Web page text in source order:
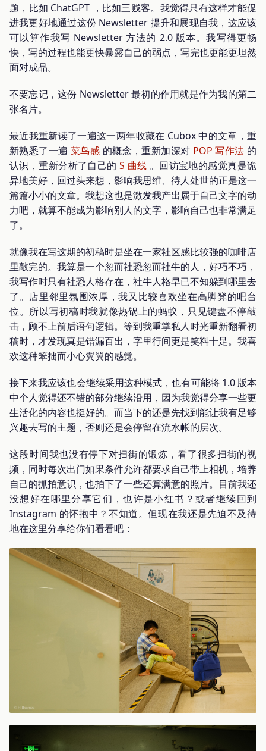
题，比如 ChatGPT ，比如三贱客。我觉得只有这样才能促
进我更好地通过这份 Newsletter 提升和展现自我，这应该
可以算作我写 Newsletter 方法的 2.0 版本。我写得更畅
快，写的过程也能更快暴露自己的弱点，写完也更能更坦然
面对成品。
不要忘记，这份 Newsletter 最初的作用就是作为我的第二
张名片。
最近我重新读了一遍这一两年收藏在 Cubox 中的文章，重
新熟悉了一遍 菜鸟感 的概念，重新加深对 POP 写作法 的
认识，重新分析了自己的S 曲线 。回访宝地的感觉真是诡
异地美好，回过头来想，影响我思维、待人处世的正是这一
篇篇小小的文章。我想这也是激发我产出属于自己文字的动
力吧，就算不能成为影响别人的文字，影响自己也非常满足
了。
就像我在写这期的初稿时是坐在一家社区感比较强的咖啡店
里敲完的。我算是一个忽而社恐忽而社牛的人，好巧不巧，
我写作时只有社恐人格存在，社牛人格早已不知躲到哪里去
了。店里邻里氛围浓厚，我又比较喜欢坐在高脚凳的吧台
位。所以写初稿时我就像热锅上的蚂蚁，只见键盘不停敲
击，顾不上前后语句逻辑。等到我重掌私人时光重新翻看初
稿时，才发现真是错漏百出，字里行间更是笑料十足。我喜
欢这种笨拙而小心翼翼的感觉。
接下来我应该也会继续采用这种模式，也有可能将 1.0 版本
中个人觉得还不错的部分继续沿用，因为我觉得分享一些更
生活化的内容也挺好的。而当下的还是先找到能让我有足够
兴趣去写的主题，否则还是会停留在流水帐的层次。
这段时间我也没有停下对扫街的锻炼，看了很多扫街的视
频，同时每次出门如果条件允许都要求自己带上相机，培养
自己的抓拍意识，也拍下了一些还算满意的照片。目前我还
没想好在哪里分享它们，也许是小红书？或者继续回到
Instagram 的怀抱中？不知道。但现在我还是先迫不及待
地在这里分享给你们看看吧：